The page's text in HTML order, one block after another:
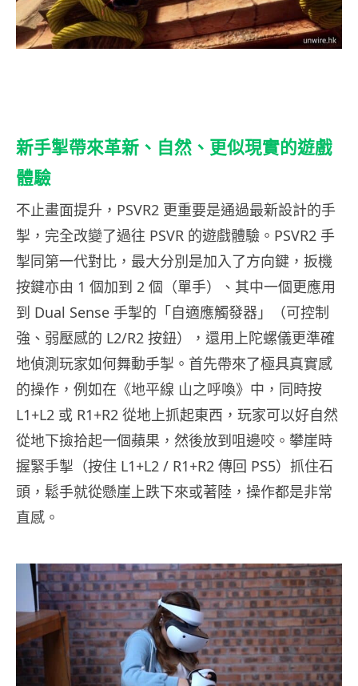
新手掣帶來革新、自然、更似現實的遊戲
體驗
不止畫面提升，PSVR2 更重要是通過最新設計的手
掣，完全改變了過往 PSVR 的遊戲體驗。PSVR2 手
掣同第一代對比，最大分別是加入了方向鍵，扳機
按鍵亦由 1 個加到 2 個（單手）、其中一個更應用
到 Dual Sense 手掣的「自適應觸發器」（可控制
強、弱壓感的 L2/R2 按鈕），還用上陀螺儀更準確
地偵測玩家如何舞動手掣。首先帶來了極具真實感
的操作，例如在《地平線 山之呼喚》中，同時按
L1+L2 或 R1+R2 從地上抓起東西，玩家可以好自然
從地下撿拾起一個蘋果，然後放到咀邊咬。攀崖時
握緊手掣（按住 L1+L2 / R1+R2 傳回 PS5）抓住石
頭，鬆手就從懸崖上跌下來或著陸，操作都是非常
直感。